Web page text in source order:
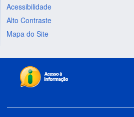
Acessibilidade
Alto Contraste
Mapa do Site